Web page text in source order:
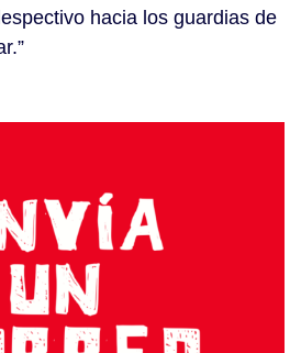
hacia los guardias de